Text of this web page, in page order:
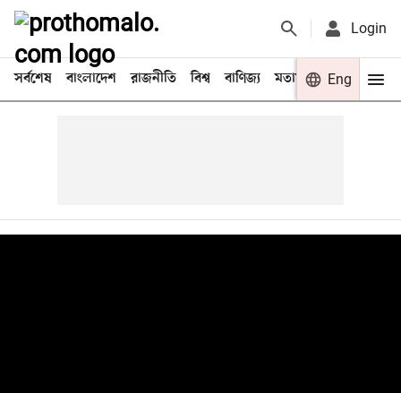
Login
সর্বশেষ বাংলাদেশ রাজনীতি বিশ্ব বাণিজ্য মতামত খেলা
Eng